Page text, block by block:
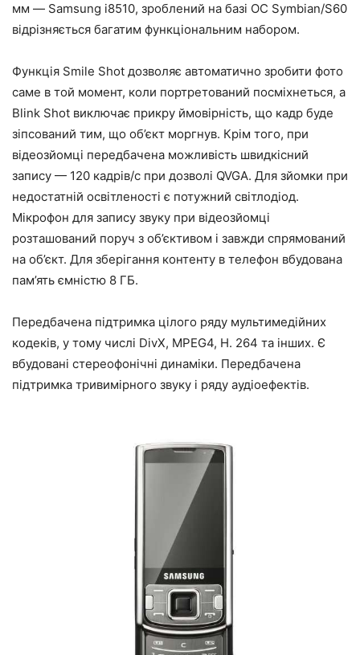
мм — Samsung i8510, зроблений на базі ОС Symbian/S60
відрізняється багатим функціональним набором.
Функція Smile Shot дозволяє автоматично зробити фото
саме в той момент, коли портретований посміхнеться, а
Blink Shot виключає прикру ймовірність, що кадр буде
зіпсований тим, що об’єкт моргнув. Крім того, при
відеозйомці передбачена можливість швидкісний
запису — 120 кадрів/с при дозволі QVGA. Для зйомки при
недостатній освітленості є потужний світлодіод.
Мікрофон для запису звуку при відеозйомці
розташований поруч з об’єктивом і завжди спрямований
на об’єкт. Для зберігання контенту в телефон вбудована
пам’ять ємністю 8 ГБ.
Передбачена підтримка цілого ряду мультимедійних
кодеків, у тому числі DivX, MPEG4, H. 264 та інших. Є
вбудовані стереофонічні динаміки. Передбачена
підтримка тривимірного звуку і ряду аудіоефектів.